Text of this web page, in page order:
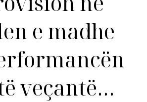
e madhe
veçantë…